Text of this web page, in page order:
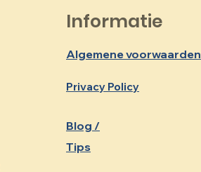
Informatie
Algemene voorwaarden
Privacy Policy
Blog /
Tips